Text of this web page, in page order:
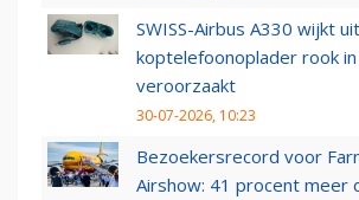
SWISS-Airbus A330 wijkt
koptelefoonoplader rook in
veroorzaakt
30-07-2026, 10:23
Bezoekersrecord voor
Airshow: 41 procent meer